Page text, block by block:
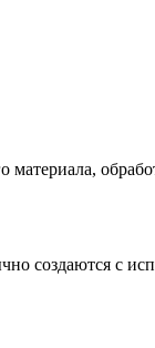
материала,
создаются с